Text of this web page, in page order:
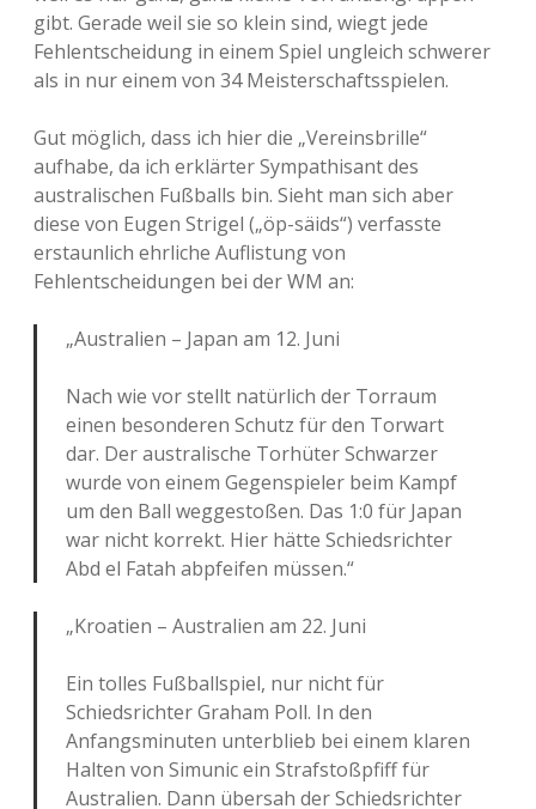
gibt. Gerade weil sie so klein sind, wiegt jede
Fehlentscheidung in einem Spiel ungleich schwerer
als in nur einem von 34 Meisterschaftsspielen.
Gut möglich, dass ich hier die „Vereinsbrille“
aufhabe, da ich erklärter Sympathisant des
australischen Fußballs bin. Sieht man sich aber
diese von Eugen Strigel („öp-säids“) verfasste
erstaunlich ehrliche Auflistung von
Fehlentscheidungen bei der WM an:
„Australien – Japan am 12. Juni
Nach wie vor stellt natürlich der Torraum
einen besonderen Schutz für den Torwart
dar. Der australische Torhüter Schwarzer
wurde von einem Gegenspieler beim Kampf
um den Ball weggestoßen. Das 1:0 für Japan
war nicht korrekt. Hier hätte Schiedsrichter
Abd el Fatah abpfeifen müssen.“
„Kroatien – Australien am 22. Juni
Ein tolles Fußballspiel, nur nicht für
Schiedsrichter Graham Poll. In den
Anfangsminuten unterblieb bei einem klaren
Halten von Simunic ein Strafstoßpfiff für
Australien. Dann übersah der Schiedsrichter